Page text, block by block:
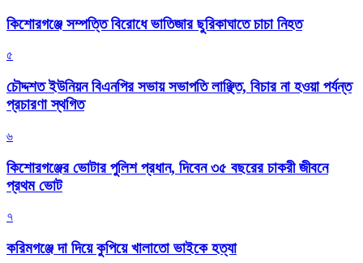
কিশোরগঞ্জে সম্পত্তি বিরোধে ভাতিজার ছুরিকাঘাতে চাচা নিহত
৫
চৌদ্দশত ইউনিয়ন বিএনপির সভায় সভাপতি লাঞ্ছিত, বিচার না হওয়া পর্যন্ত
প্রচারণা স্থগিত
৬
কিশোরগঞ্জের ভোটার পুলিশ প্রধান, দিবেন ৩৫ বছরের চাকরী জীবনে
প্রথম ভোট
৭
করিমগঞ্জে দা দিয়ে কুপিয়ে খালাতো ভাইকে হত্যা